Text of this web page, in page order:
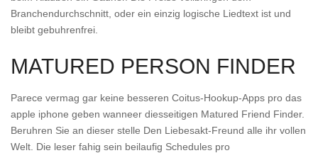
Branchendurchschnitt, oder ein einzig logische Liedtext ist und
bleibt gebuhrenfrei.
MATURED PERSON FINDER
Parece vermag gar keine besseren Coitus-Hookup-Apps pro das
apple iphone geben wanneer diesseitigen Matured Friend Finder.
Beruhren Sie an dieser stelle Den Liebesakt-Freund alle ihr vollen
Welt. Die leser fahig sein beilaufig Schedules pro